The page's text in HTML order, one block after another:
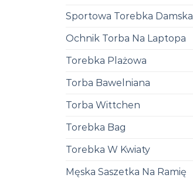
Sportowa Torebka Damska
Ochnik Torba Na Laptopa
Torebka Plażowa
Torba Bawelniana
Torba Wittchen
Torebka Bag
Torebka W Kwiaty
Męska Saszetka Na Ramię